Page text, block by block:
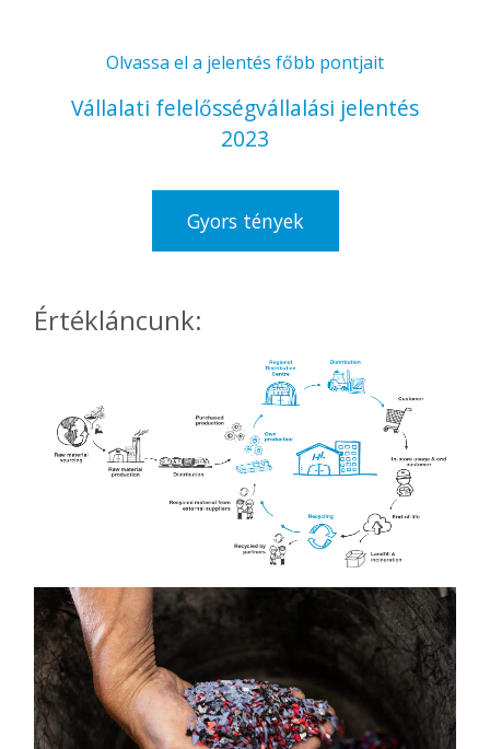
Olvassa el a jelentés főbb pontjait
Vállalati felelősségvállalási jelentés
2023
Gyors tények
Értékláncunk: